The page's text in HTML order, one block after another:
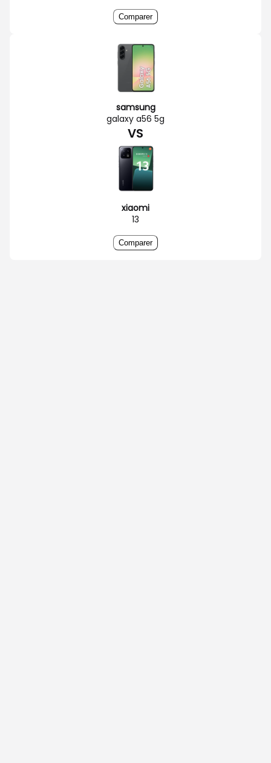
Comparer
samsung
galaxy a56 5g
VS
xiaomi
13
Comparer